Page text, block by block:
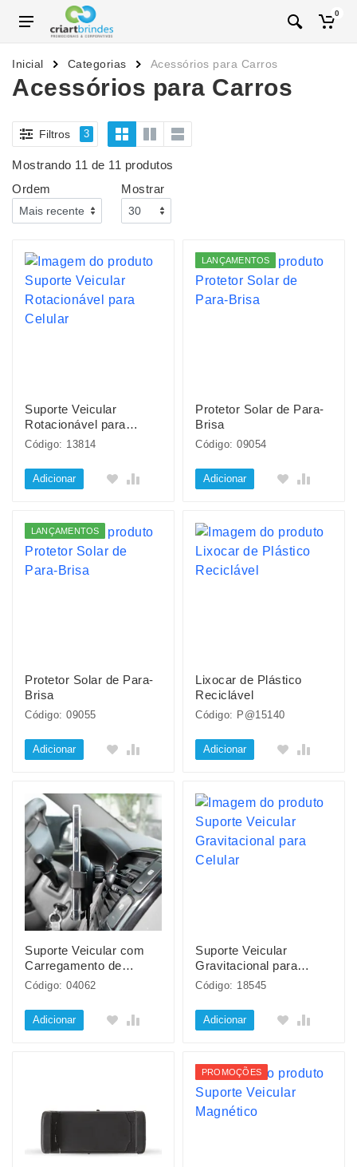
0
Inicial Categorias Acessórios para Carros
Acessórios para Carros
Filtros 3
Mostrando 11 de 11 produtos
Ordem
Mostrar
Suporte Veicular
Rotacionável para
Celular
Código: 13814
Adicionar
LANÇAMENTOS
Protetor Solar de Para-
Brisa
Código: 09054
Adicionar
LANÇAMENTOS
Protetor Solar de Para-
Brisa
Código: 09055
Adicionar
Lixocar de Plástico
Reciclável
Código: P@15140
Adicionar
Suporte Veicular com
Carregamento de
Indução
Código: 04062
Adicionar
Suporte Veicular
Gravitacional para
Celular
Código: 18545
Adicionar
PROMOÇÕES